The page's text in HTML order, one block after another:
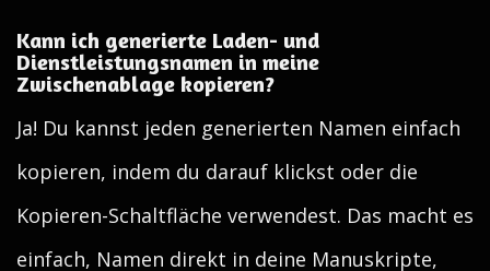
Kann ich generierte Laden- und
Dienstleistungsnamen in meine
Zwischenablage kopieren?
Ja! Du kannst jeden generierten Namen einfach
kopieren, indem du darauf klickst oder die
Kopieren-Schaltfläche verwendest. Das macht es
einfach, Namen direkt in deine Manuskripte,